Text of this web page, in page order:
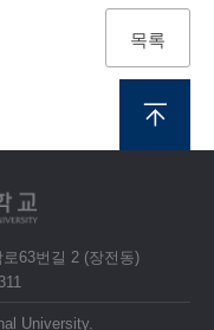
목록
63번길 2 (장전동)
University.